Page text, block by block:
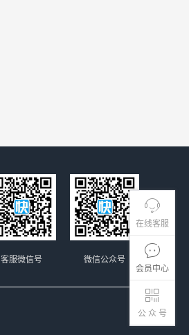
在线客服
会员中心
公 众 号
微信公众号
客服微信号